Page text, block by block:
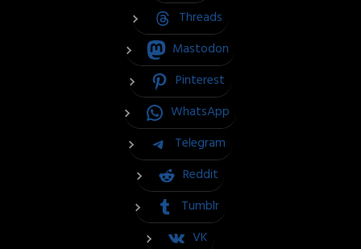
Threads
Mastodon
Pinterest
WhatsApp
Telegram
Reddit
Tumblr
VK